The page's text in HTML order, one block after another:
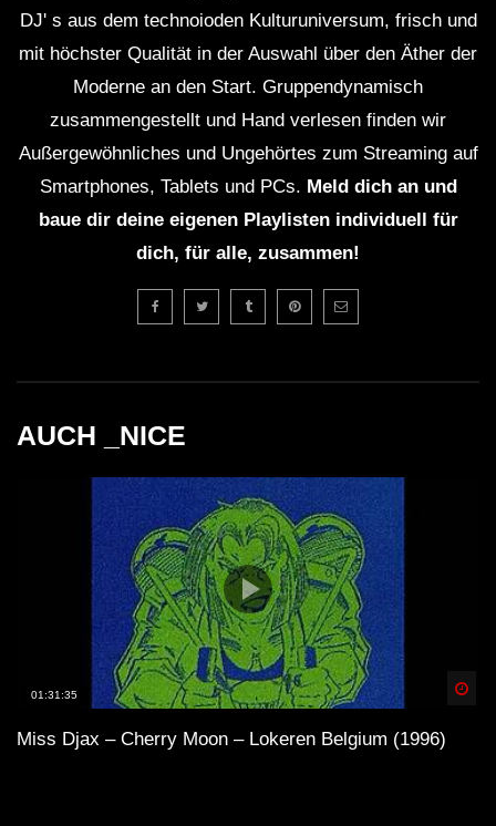
DJ' s aus dem technoioden Kulturuniversum, frisch und
mit höchster Qualität in der Auswahl über den Äther der
Moderne an den Start. Gruppendynamisch
zusammengestellt und Hand verlesen finden wir
Außergewöhnliches und Ungehörtes zum Streaming auf
Smartphones, Tablets und PCs. Meld dich an und
baue dir deine eigenen Playlisten individuell für
dich, für alle, zusammen!
AUCH _NICE
01:31:35
Miss Djax – Cherry Moon – Lokeren Belgium (1996)